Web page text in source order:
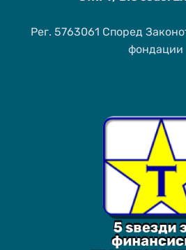
Рег. 5763061 Според
фондации